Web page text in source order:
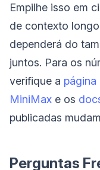
Empilhe isso em
de contexto
dependerá do
juntos. Para os
verifique a
MiniMax e os
publicadas
Perguntas